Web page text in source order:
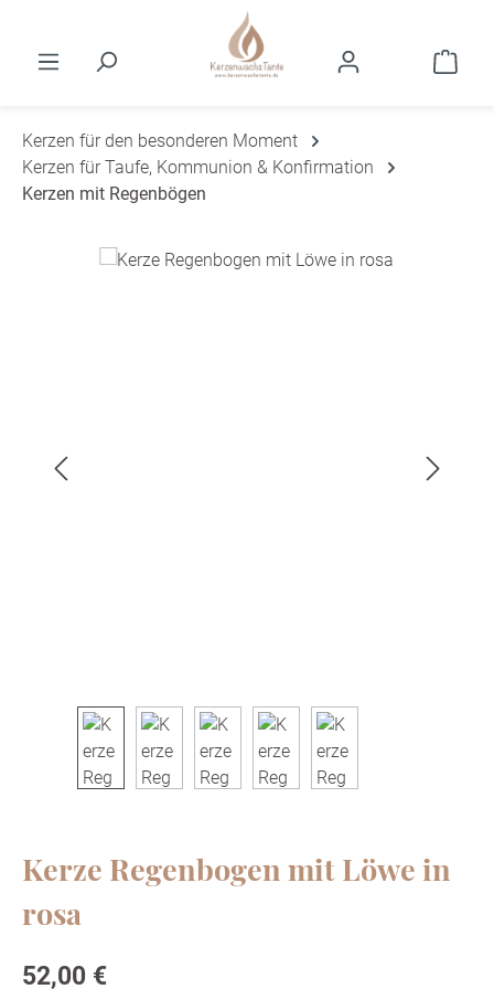
Kerzen für den besonderen Moment
Kerzen für Taufe, Kommunion & Konfirmation
Kerzen mit Regenbögen
Bildergalerie überspringen
Kerze Regenbogen mit Löwe in
rosa
Regulärer Preis:
52,00 €